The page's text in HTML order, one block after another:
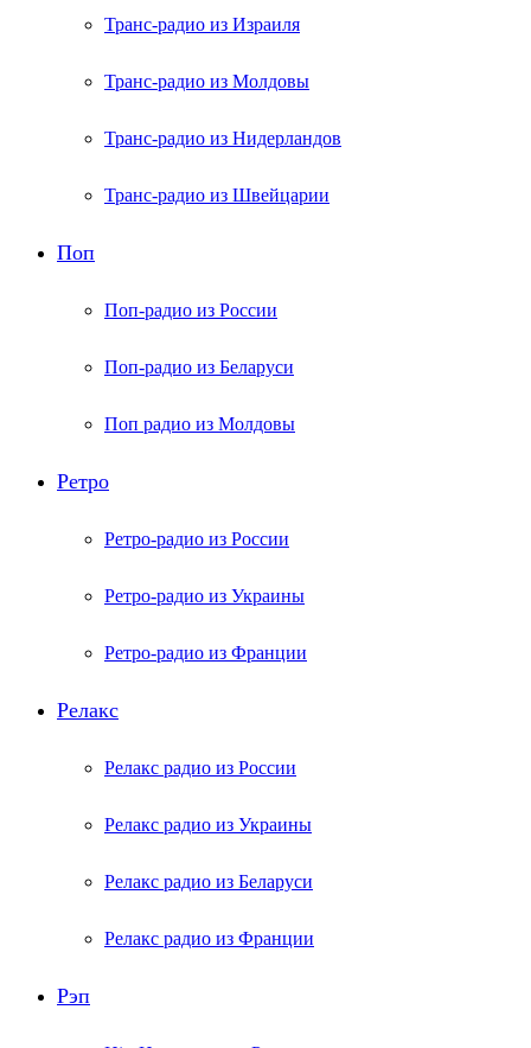
Транс-радио из Израиля
Транс-радио из Молдовы
Транс-радио из Нидерландов
Транс-радио из Швейцарии
Поп
Поп-радио из России
Поп-радио из Беларуси
Поп радио из Молдовы
Ретро
Ретро-радио из России
Ретро-радио из Украины
Ретро-радио из Франции
Релакс
Релакс радио из России
Релакс радио из Украины
Релакс радио из Беларуси
Релакс радио из Франции
Рэп